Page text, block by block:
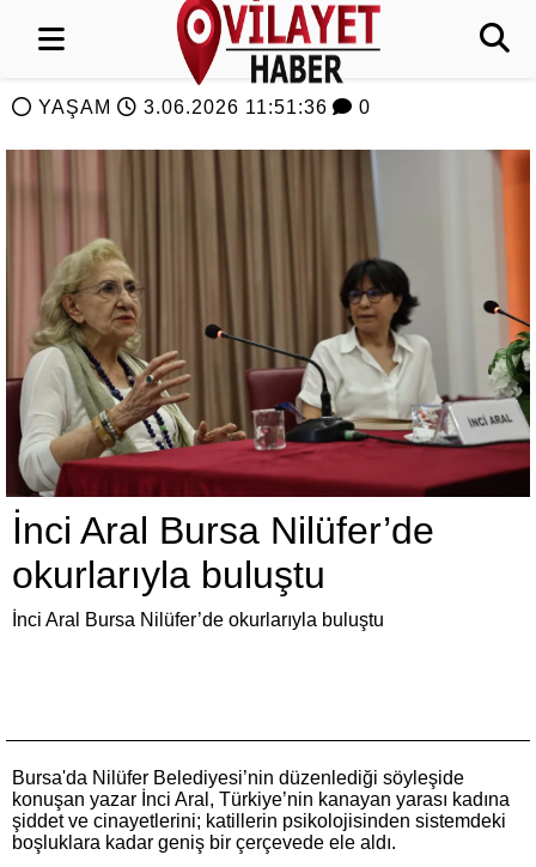
YAŞAM 3.06.2026 11:51:36 0
İnci Aral Bursa Nilüfer’de
okurlarıyla buluştu
İnci Aral Bursa Nilüfer’de okurlarıyla buluştu
Bursa'da Nilüfer Belediyesi’nin düzenlediği söyleşide
konuşan yazar İnci Aral, Türkiye’nin kanayan yarası kadına
şiddet ve cinayetlerini; katillerin psikolojisinden sistemdeki
boşluklara kadar geniş bir çerçevede ele aldı.